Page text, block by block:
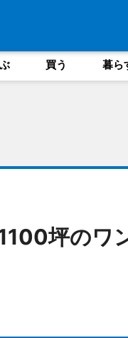
買う 暮ら
坪のワ